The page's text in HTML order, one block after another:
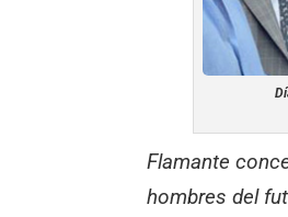
Flamante
hombres del